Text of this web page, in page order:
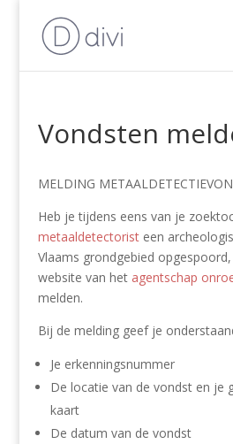
Vondsten
MELDING
Heb je tijdens eens van je
metaaldetectoristeen
Vlaams grondgebied
website van het agentschap
melden.
Bij de melding geef je
Je erkenningsnummer
De locatie van de vondst en je
kaart
De datum van de vondst